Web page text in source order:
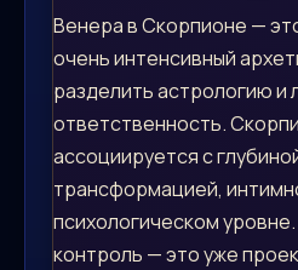
Венера в Скорпионе —
очень интенсивный
разделить астрологию и
ответственность.
ассоциируется с
трансформацией,
психологическом
контроль — это уже